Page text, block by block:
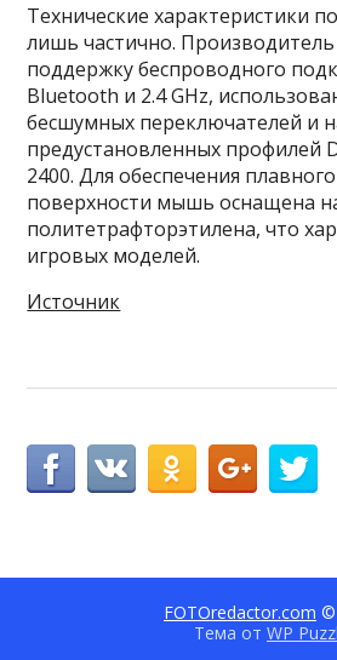
Технические характеристики
лишь частично.
поддержку беспроводного
Bluetooth и 2.4 GHz,
бесшумных переключателей и
предустановленных профилей
2400. Для обеспечения
поверхности мышь оснащена
политетрафторэтилена, что
игровых моделей.
Источник
FOTOredactor.com ©
Тема от WP